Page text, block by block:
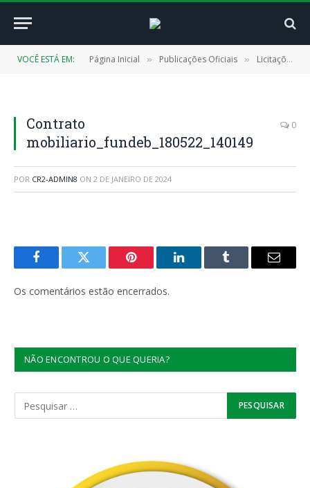
VOCÊ ESTÁ EM: Página Inicial » Publicações Oficiais » Licitações
Contrato
mobiliario_fundeb_180522_140149
0
POR CR2-ADMIN8 ON 2 DE JANEIRO DE 2024
FacebookTwitter Pinterest LinkedInTumblr
E-
Os comentários estão encerrados.
NÃO ENCONTROU O QUE QUERIA?